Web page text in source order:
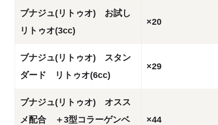
ブナジュ(リトゥオ) お試し
リトゥオ(3cc)
×20
ブナジュ(リトゥオ) スタン
ダード リトゥオ(6cc)
×29
ブナジュ(リトゥオ) オスス
メ配合 ＋3型コラーゲンベ
×44